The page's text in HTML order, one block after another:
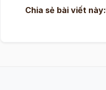
Chia sẻ bài viết này: